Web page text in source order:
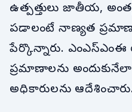
ఉత్పత్తులు జాతీయ,
పడాలంటే నాణ్యత
పేర్కొన్నారు. ఎంఎస్ఎంఈ
ప్రమాణాలను
అధికారులను